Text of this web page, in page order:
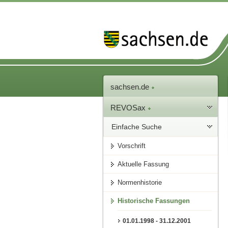
sachsen.de
REVOSax
Einfache Suche
Vorschrift
Aktuelle Fassung
Normenhistorie
Historische Fassungen
01.01.1998 - 31.12.2001